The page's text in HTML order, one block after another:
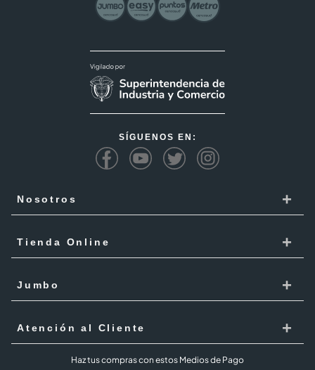
SÍGUENOS EN:
Nosotros +
Responsabilidad Social
Trabaja con Nosotros
Código de ética
Tienda Online +
Cómo comprar
Mis Pedidos
Términos y Condiciones Jumbo al 100 agosto 2026
Jumbo +
Tarjeta Cencosud
Atención al Cliente +
Haz tus compras con estos Medios de Pago